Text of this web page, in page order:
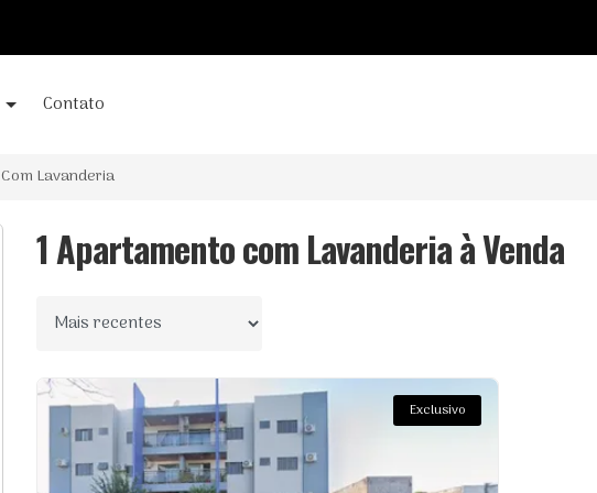
Contato
Com Lavanderia
1 Apartamento com Lavanderia à Venda
Ordenar por
Exclusivo